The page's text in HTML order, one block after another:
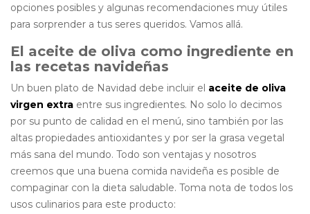
opciones posibles y algunas recomendaciones muy útiles
para sorprender a tus seres queridos. Vamos allá.
El aceite de oliva como ingrediente en
las recetas navideñas
Un buen plato de Navidad debe incluir el aceite de oliva
virgen extra entre sus ingredientes. No solo lo decimos
por su punto de calidad en el menú, sino también por las
altas propiedades antioxidantes y por ser la grasa vegetal
más sana del mundo. Todo son ventajas y nosotros
creemos que una buena comida navideña es posible de
compaginar con la dieta saludable. Toma nota de todos los
usos culinarios para este producto: